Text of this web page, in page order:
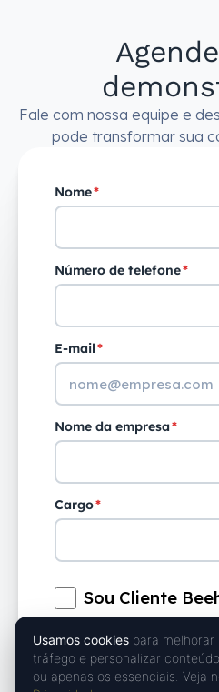
Fale com nossa equipe e
pode transformar sua
Nome*
Número de telefone*
E-mail*
Nome da empresa*
Cargo*
Sou Cliente
Número de Funcionários
Usamos cookies para melhorar
tráfego e personalizar
ou apenas os essenciais. Veja
Oi! 👋 Posso